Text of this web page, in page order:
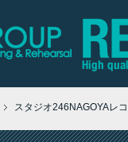
スタジオ246NAGOYAレ